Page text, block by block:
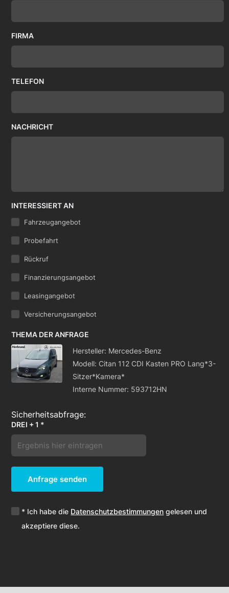
FIRMA
TELEFON
NACHRICHT
INTERESSIERT AN
Fahrzeugangebot
Probefahrt
Rückruf
Finanzierungsangebot
Leasingangebot
Versicherungsangebot
THEMA DER ANFRAGE
Hersteller: Mercedes-Benz
Modell: Citan 112 CDI Kasten PRO Lang*3-
Sitzer*Kamera*
Interne Nummer: 593712HN
DREI + 1 *
Anfrage senden
* Ich habe die Datenschutzbestimmungen gelesen und
akzeptiere diese.